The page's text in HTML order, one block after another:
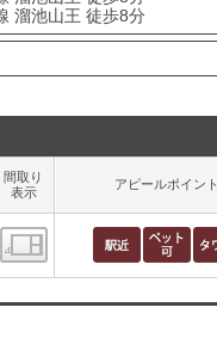
溜池山王 徒歩8分
間取り
表示
アピールポイント
間取り表示